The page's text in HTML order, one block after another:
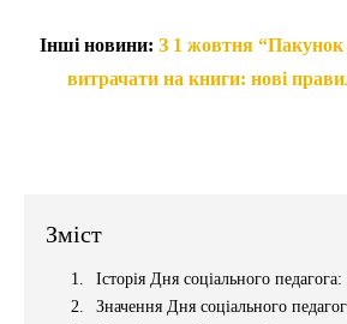
Інші новини: З 1 жовтня
витрачати на книги: нові
Зміст
Історія Дня соціального
Значення Дня соціального